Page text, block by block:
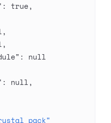
: true,
,
,
: null
: null,
pack"